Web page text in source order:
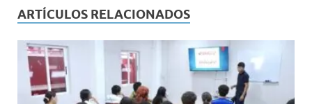
ARTÍCULOS RELACIONADOS